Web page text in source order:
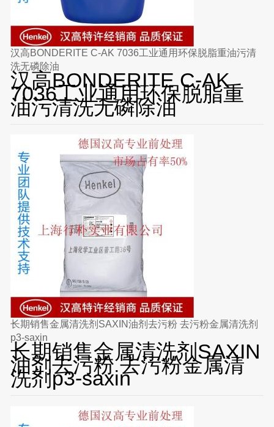
汉高BONDERITE C-AK 7036工业通用环保脱脂重油污清
洗无磷除油
汉高BONDERITE C-AK
7036工业通用环保脱脂重
油污清洗无磷除油
长期销售金属清洗剂SAXIN油剂去污粉 去污粉金属清洗剂
p3-saxin
长期销售金属清洗剂SAXIN
油剂去污粉 去污粉金属清
洗剂p3-saxin